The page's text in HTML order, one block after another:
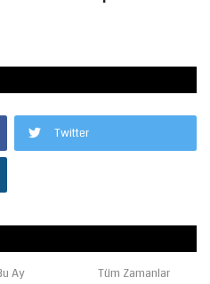
Twitter
Ay Tüm Zamanlar